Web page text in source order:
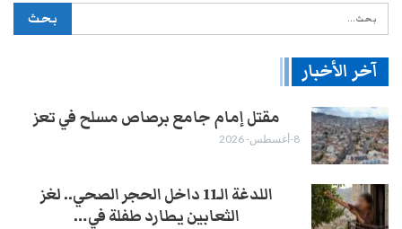
آخر الأخبار
مقتل إمام جامع برصاص مسلح في تعز
8-أغسطس- 2026
اللدغة الـ11 داخل الحجر الصحي.. لغز
الثعابين يطارد طفلة في…